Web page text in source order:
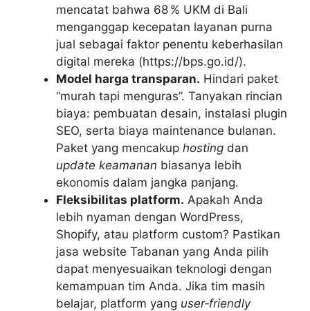
mencatat bahwa 68 % UKM di Bali
menganggap kecepatan layanan purna
jual sebagai faktor penentu keberhasilan
digital mereka (https://bps.go.id/).
Model harga transparan. Hindari paket
“murah tapi menguras”. Tanyakan rincian
biaya: pembuatan desain, instalasi plugin
SEO, serta biaya maintenance bulanan.
Paket yang mencakup hosting dan
update keamanan biasanya lebih
ekonomis dalam jangka panjang.
Fleksibilitas platform. Apakah Anda
lebih nyaman dengan WordPress,
Shopify, atau platform custom? Pastikan
jasa website Tabanan yang Anda pilih
dapat menyesuaikan teknologi dengan
kemampuan tim Anda. Jika tim masih
belajar, platform yang user‑friendly